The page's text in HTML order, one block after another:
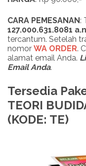
CARA PEMESANAN:
127.000.631.8081
tercantum. Setelah
nomor WA ORDER.
alamat email Anda.
Email Anda.
Tersedia
TEORI
(KODE: TE)